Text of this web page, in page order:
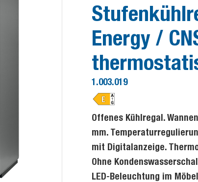
Energy /
1.003.019
Offenes Kühlregal.
mm.
mit Digitalanzeige.
Ohne
LED-Beleuchtung im